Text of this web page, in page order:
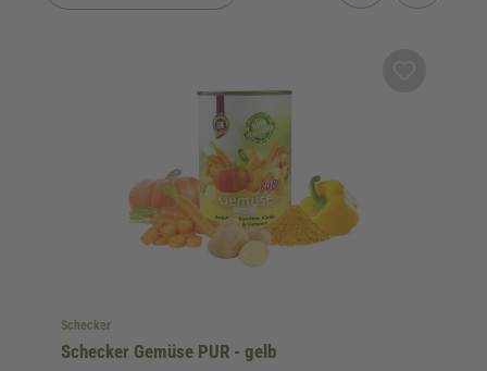
Schecker
Schecker Gemüse PUR - gelb